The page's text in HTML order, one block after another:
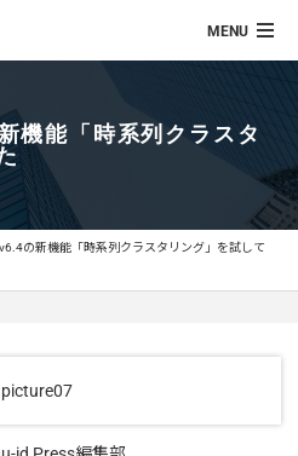
能「時系列クラスタ
の新機能「時系列クラスタリング」を試して